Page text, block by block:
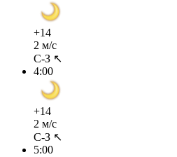
+14
2 м/с
С-З ↖
4:00
+14
2 м/с
С-З ↖
5:00